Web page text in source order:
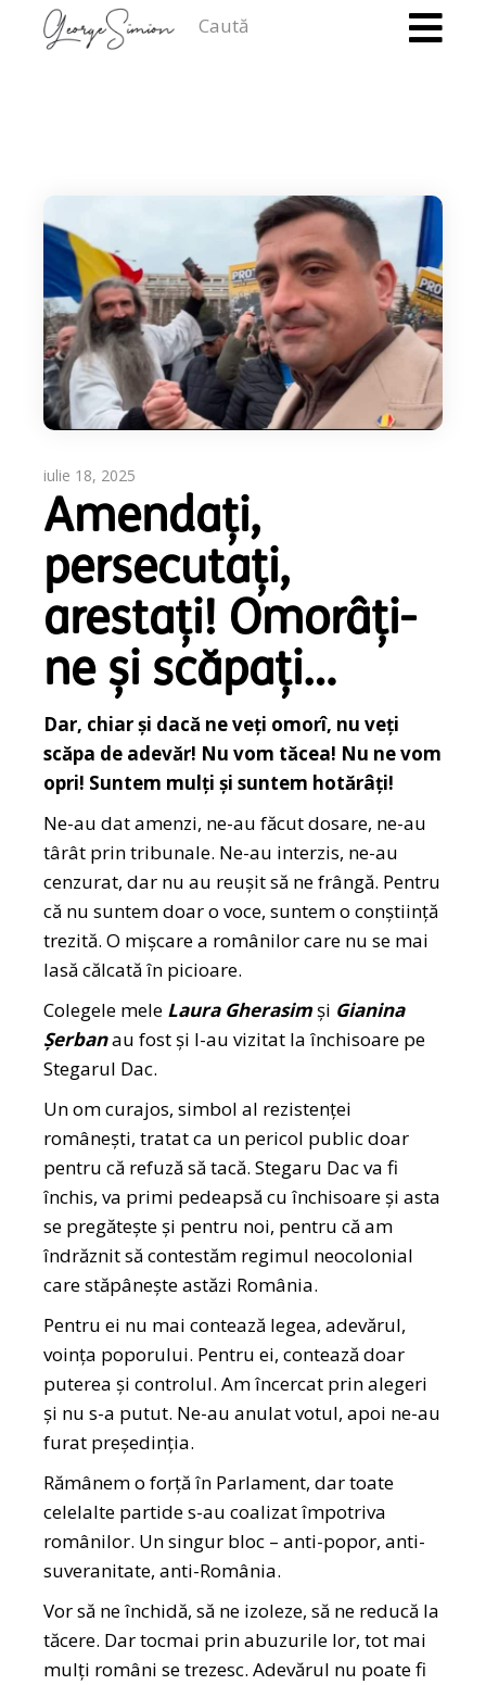
iulie 18, 2025
Amendați,
persecutați,
arestați! Omorâți-
ne și scăpați…
Dar, chiar și dacă ne veți omorî, nu veți
scăpa de adevăr! Nu vom tăcea! Nu ne vom
opri! Suntem mulți și suntem hotărâți!
Ne-au dat amenzi, ne-au făcut dosare, ne-au
târât prin tribunale. Ne-au interzis, ne-au
cenzurat, dar nu au reușit să ne frângă. Pentru
că nu suntem doar o voce, suntem o conștiință
trezită. O mișcare a românilor care nu se mai
lasă călcată în picioare.
Colegele mele Laura Gherasimși Gianina
Șerbanau fost și l-au vizitat la închisoare pe
Stegarul Dac.
Un om curajos, simbol al rezistenței
românești, tratat ca un pericol public doar
pentru că refuză să tacă. Stegaru Dac va fi
închis, va primi pedeapsă cu închisoare și asta
se pregătește și pentru noi, pentru că am
îndrăznit să contestăm regimul neocolonial
care stăpânește astăzi România.
Pentru ei nu mai contează legea, adevărul,
voința poporului. Pentru ei, contează doar
puterea și controlul. Am încercat prin alegeri
și nu s-a putut. Ne-au anulat votul, apoi ne-au
furat președinția.
Rămânem o forță în Parlament, dar toate
celelalte partide s-au coalizat împotriva
românilor. Un singur bloc – anti-popor, anti-
suveranitate, anti-România.
Vor să ne închidă, să ne izoleze, să ne reducă la
tăcere. Dar tocmai prin abuzurile lor, tot mai
mulți români se trezesc. Adevărul nu poate fi